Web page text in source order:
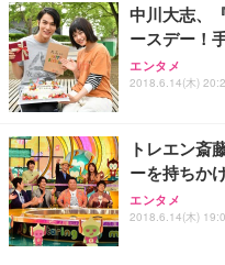
中川大志、
ースデー！
エンタメ
2018.6.14(木)
トレエン斎
ーを持ちか
エンタメ
2018.6.14(木)